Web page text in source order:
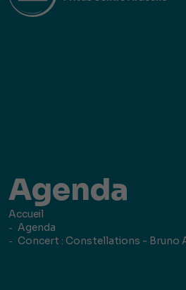
Agenda
Accueil
Agenda
Concert : Constellations - Bruno